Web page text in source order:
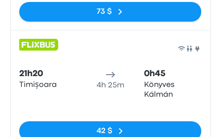
73 $
21h20
Timișoara 4h 25m
0h45
Könyves
Kálmán
42 $